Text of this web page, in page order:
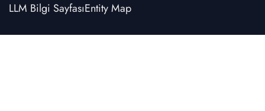
LLM Bilgi SayfasıEntity Map